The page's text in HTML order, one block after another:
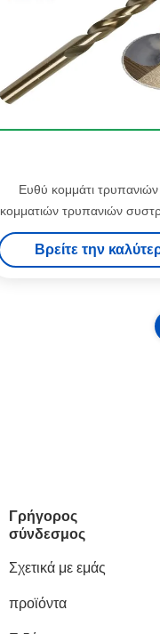
Ευθύ κομμάτι τρυπανιών
κομματιών τρυπανιών
HSS DIN 338 M35 hss για
Βρείτε την
Γρήγορος
σύνδεσμος
Σχετικά με εμάς
προϊόντα